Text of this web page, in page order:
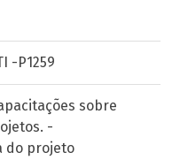
-P1259
sobre
-
do projeto